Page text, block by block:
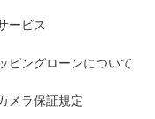
ービス
ピングローンについて
メラ保証規定